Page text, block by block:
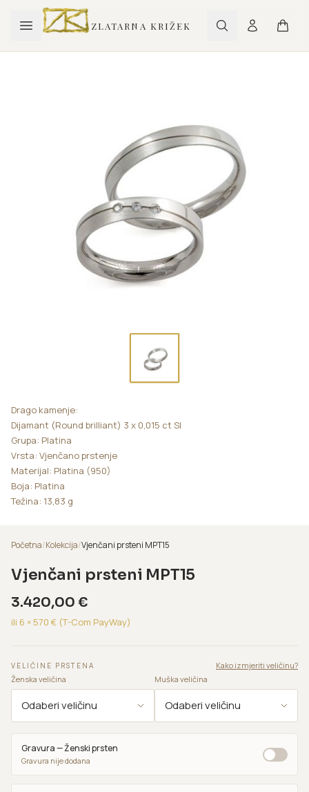
ZLATARNA KRIŽEK
Drago kamenje:
Dijamant (Round brilliant) 3 x 0,015 ct SI
Grupa: Platina
Vrsta: Vjenčano prstenje
Materijal: Platina (950)
Boja: Platina
Težina: 13,83 g
Početna/Kolekcija/Vjenčani prsteni MPT15
Vjenčani prsteni MPT15
3.420,00 €
ili 6 × 570 € (T-Com PayWay)
VELIČINE PRSTENA
Kako izmjeriti veličinu?
Ženska veličina
Muška veličina
Gravura — Ženski prsten
Gravura nije dodana